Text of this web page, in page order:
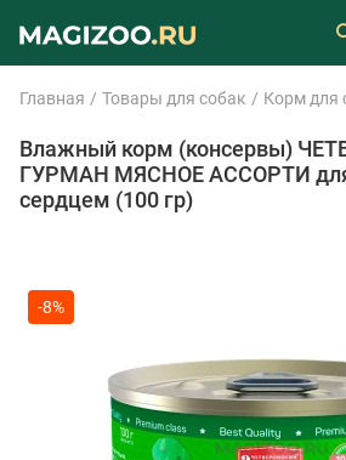
Главная Товары для собак Корм для
Влажный корм (консервы)
ГУРМАН МЯСНОЕ АССОРТИ
сердцем (100 гр)
-8%